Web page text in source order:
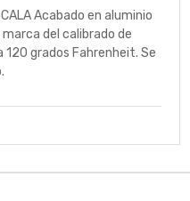
Acabado en aluminio
del calibrado de
120 grados Fahrenheit. Se